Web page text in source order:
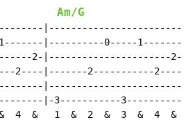
Am/G
|----------0-----
2-|----------------------
2----|-------2-----------
|-3-----------3----------
4  &   1  &  2  &  3  &  4  &